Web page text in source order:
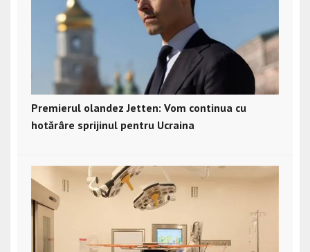
Premierul olandez Jetten: Vom continua cu
hotărâre sprijinul pentru Ucraina